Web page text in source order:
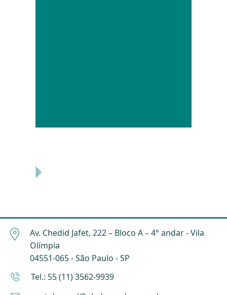
Av. Chedid Jafet, 222 – Bloco A – 4° andar - Vila
Olímpia
04551-065 - São Paulo - SP
Tel.: 55 (11) 3562-9939